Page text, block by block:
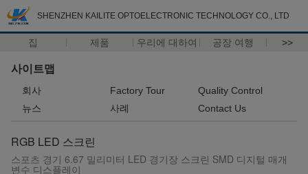
SHENZHEN KAILITE OPTOELECTRONIC TECHNOLOGY CO., LTD
집 제품 우리에 대하여 공장 여행 >>
사이트맵
회사 Factory Tour
Quality Control
뉴스
사례 Contact Us
RGB LED 스크린
스포츠 경기 6.67 밀리미터 LED 경기장 스크린 SMD 디지털 매개
변수 디스플레이